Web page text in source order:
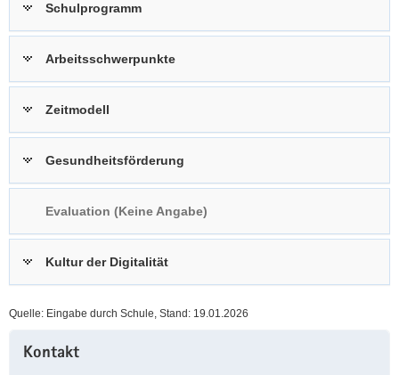
i
g
o
n
Schulprogramm
Arbeitsschwerpunkte
Zeitmodell
Gesundheitsförderung
Evaluation (Keine Angabe)
Kultur der Digitalität
Quelle: Eingabe durch Schule, Stand: 19.01.2026
Information
Kontakt